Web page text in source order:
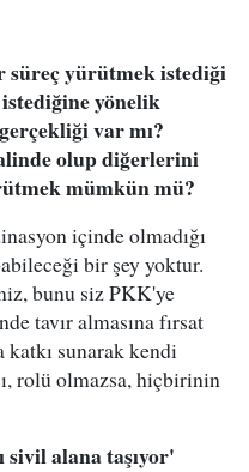
süreç yürütmek istediği
yönelik
var mı?
olup diğerlerini
mümkün mü?
içinde olmadığı
bir şey yoktur.
bunu siz PKK'ye
tavır almasına fırsat
katkı sunarak kendi
rolü olmazsa, hiçbirinin
sivil alana taşıyor'